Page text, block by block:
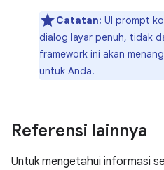
Catatan: UI prompt
dialog layar penuh, tidak
framework ini akan
untuk Anda.
Referensi lainnya
Untuk mengetahui informasi